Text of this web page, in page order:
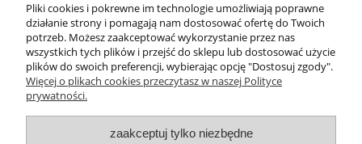
do koszyka
« 1 2 »
Pomoc
Pliki cookies i pokrewne im technologie umożliwiają poprawne
działanie strony i pomagają nam dostosować ofertę do Twoich
potrzeb. Możesz zaakceptować wykorzystanie przez nas
wszystkich tych plików i przejść do sklepu lub dostosować użycie
plików do swoich preferencji, wybierając opcję "Dostosuj zgody".
Więcej o plikach cookies przeczytasz w naszej Polityce
prywatności.
zaakceptuj tylko niezbędne